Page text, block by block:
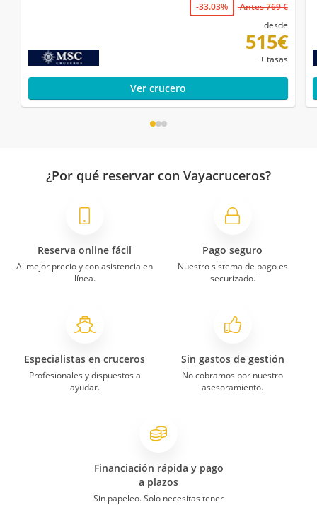
-33.03%
Antes 769 €
desde
515€
+ tasas
Ver crucero
¿Por qué reservar con Vayacruceros?
Reserva online fácil
Al mejor precio y con asistencia en
línea.
Pago seguro
Nuestro sistema de pago es
securizado.
Especialistas en cruceros
Profesionales y dispuestos a
ayudar.
Sin gastos de gestión
No cobramos por nuestro
asesoramiento.
Financiación rápida y pago
a plazos
Sin papeleo. Solo necesitas tener